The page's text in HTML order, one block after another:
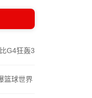
G4狂轰33分+准
篮球世界